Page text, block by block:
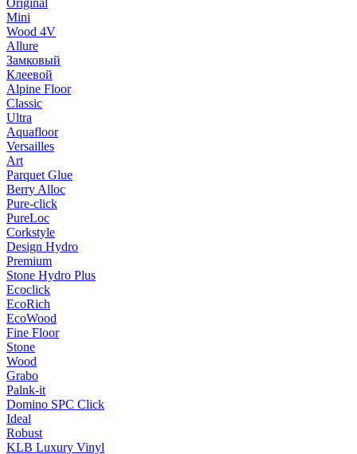
Original
Mini
Wood 4V
Allure
Замковый
Клеевой
Alpine Floor
Classic
Ultra
Aquafloor
Versailles
Art
Parquet Glue
Berry Alloc
Pure-click
PureLoc
Corkstyle
Design Hydro
Premium
Stone Hydro Plus
Ecoclick
EcoRich
EcoWood
Fine Floor
Stone
Wood
Grabo
Palnk-it
Domino SPC Click
Ideal
Robust
KLB Luxury Vinyl